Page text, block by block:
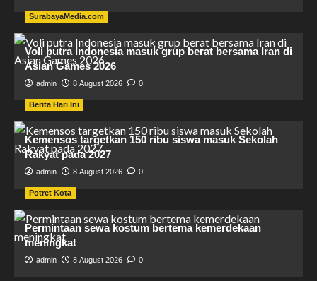
SurabayaMedia.com
Voli putra Indonesia masuk grup berat bersama Iran di
Asian Games 2026
admin 8 August 2026 0
Berita Hari Ini
Kemensos targetkan 150 ribu siswa masuk Sekolah
Rakyat pada 2027
admin 8 August 2026 0
Potret Kota
Permintaan sewa kostum bertema kemerdekaan
meningkat
admin 8 August 2026 0